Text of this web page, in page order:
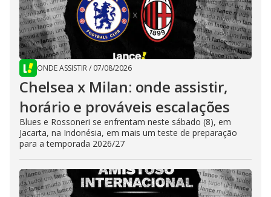
ONDE ASSISTIR/ 07/08/2026
Chelsea x Milan: onde assistir,
horário e prováveis escalações
Blues e Rossoneri se enfrentam neste sábado (8), em
Jacarta, na Indonésia, em mais um teste de preparação
para a temporada 2026/27